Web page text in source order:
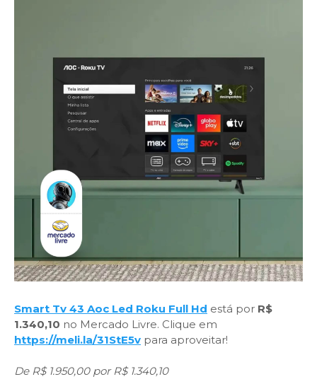
Smart Tv 43 Aoc Led Roku Full Hd está por R$
1.340,10 no Mercado Livre. Clique em
https://meli.la/31StE5v para aproveitar!
De R$ 1.950,00 por R$ 1.340,10